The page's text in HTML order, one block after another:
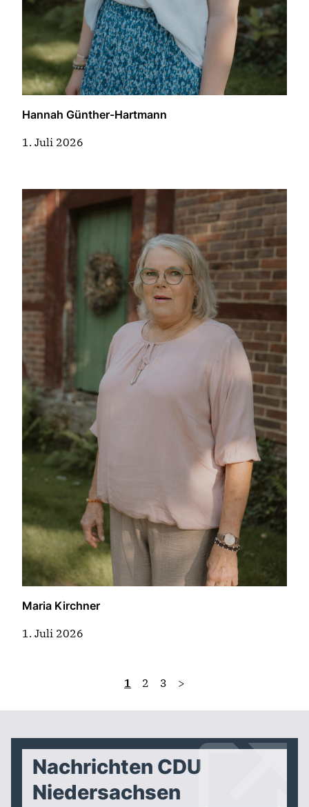
Hannah Günther-Hartmann
1. Juli 2026
Maria Kirchner
1. Juli 2026
1 2 3 >
Nachrichten CDU
Niedersachsen